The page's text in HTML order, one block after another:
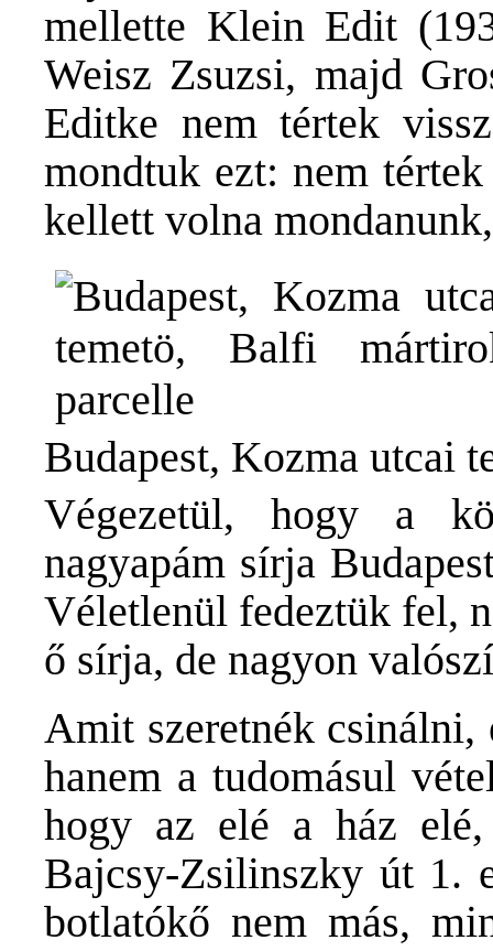
mellette Klein Edit
Weisz Zsuzsi, majd
Editke nem tértek
mondtuk ezt: nem
kellett volna
Budapest, Kozma utcai
Végezetül, hogy a
nagyapám sírja
Véletlenül fedeztük fel,
ő sírja, de nagyon
Amit szeretnék csinálni,
hanem a tudomásul
hogy az elé a ház
Bajcsy-Zsilinszky út 1.
botlatókő nem más,